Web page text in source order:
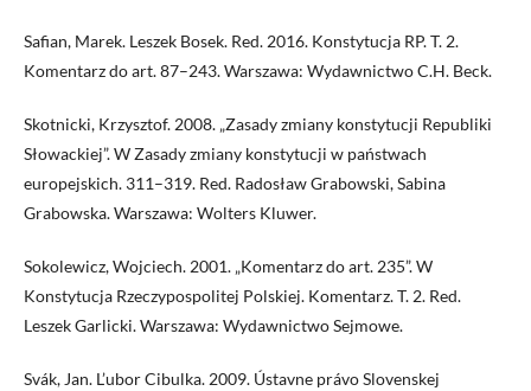
Safian, Marek. Leszek Bosek. Red. 2016. Konstytucja RP. T. 2.
Komentarz do art. 87–243. Warszawa: Wydawnictwo C.H. Beck.
Skotnicki, Krzysztof. 2008. „Zasady zmiany konstytucji Republiki
Słowackiej”. W Zasady zmiany konstytucji w państwach
europejskich. 311–319. Red. Radosław Grabowski, Sabina
Grabowska. Warszawa: Wolters Kluwer.
Sokolewicz, Wojciech. 2001. „Komentarz do art. 235”. W
Konstytucja Rzeczypospolitej Polskiej. Komentarz. T. 2. Red.
Leszek Garlicki. Warszawa: Wydawnictwo Sejmowe.
Svák, Jan. L’ubor Cibulka. 2009. Ústavne právo Slovenskej